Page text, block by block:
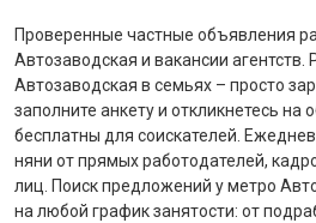
Проверенные частные объявления
Автозаводская и вакансии агентств.
Автозаводская в семьях – просто
заполните анкету и откликнетесь на
бесплатны для соискателей.
няни от прямых работодателей,
лиц. Поиск предложений у метро
на любой график занятости: от